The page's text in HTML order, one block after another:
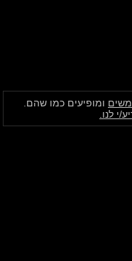
ומופיעים כמו שהם.
י לנו.